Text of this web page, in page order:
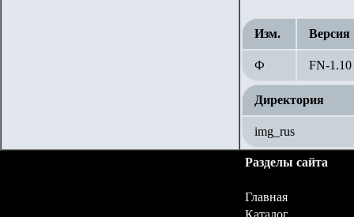
Изм. Версия
Ф FN-1.10
Директория
img_rus
Разделы сайта
Главная
Каталог